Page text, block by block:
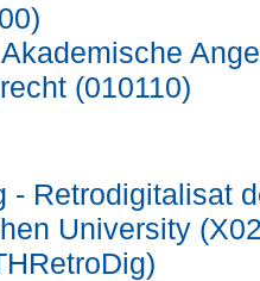
(010110)
- Retrodigitalisat
University